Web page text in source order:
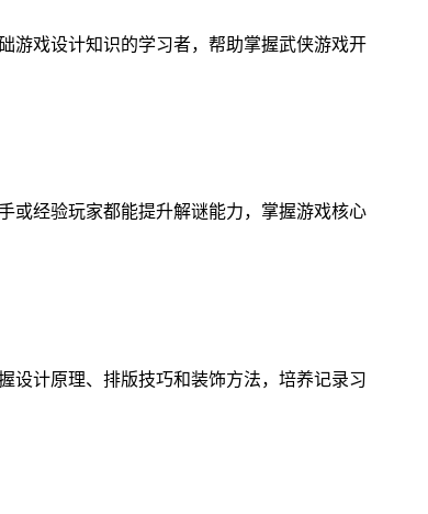
游戏设计知识的学习者，帮助掌握武侠游戏开
或经验玩家都能提升解谜能力，掌握游戏核心
设计原理、排版技巧和装饰方法，培养记录习